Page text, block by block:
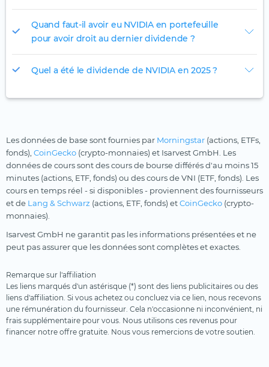
Quand faut-il avoir eu NVIDIA en portefeuille
pour avoir droit au dernier dividende ?
Quel a été le dividende de NVIDIA en 2025 ?
Les données de base sont fournies par Morningstar (actions, ETFs,
fonds), CoinGecko (crypto-monnaies) et Isarvest GmbH. Les
données de cours sont des cours de bourse différés d'au moins 15
minutes (actions, ETF, fonds) ou des cours de VNI (ETF, fonds). Les
cours en temps réel - si disponibles - proviennent des fournisseurs
et de Lang & Schwarz (actions, ETF, fonds) etCoinGecko (crypto-
monnaies).
Isarvest GmbH ne garantit pas les informations présentées et ne
peut pas assurer que les données sont complètes et exactes.
Remarque sur l'affiliation
Les liens marqués d'un astérisque (*) sont des liens publicitaires ou des
liens d'affiliation. Si vous achetez ou concluez via ce lien, nous recevons
une rémunération du fournisseur. Cela n'occasionne ni inconvénient, ni
frais supplémentaire pour vous. Nous utilisons ces revenus pour
financer notre offre gratuite. Nous vous remercions de votre soutien.